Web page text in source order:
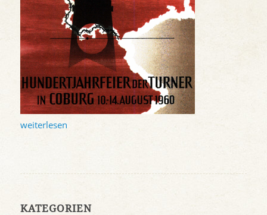
weiterlesen
KATEGORIEN